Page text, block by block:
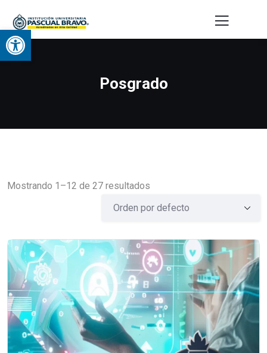
Abrir barra de herramientas
Posgrado
Mostrando 1–12 de 27 resultados